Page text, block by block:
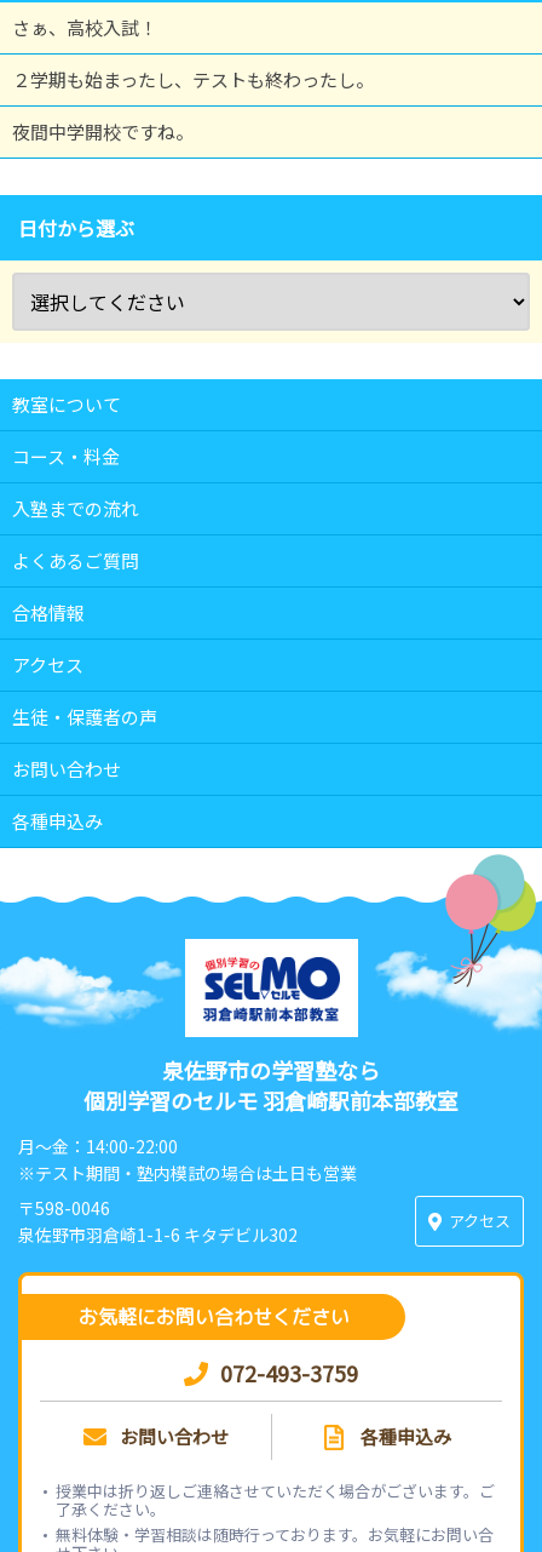
さぁ、高校入試！
２学期も始まったし、テストも終わったし。
夜間中学開校ですね。
日付から選ぶ
教室について
コース・料金
入塾までの流れ
よくあるご質問
合格情報
アクセス
生徒・保護者の声
お問い合わせ
各種申込み
泉佐野市の学習塾なら
個別学習のセルモ 羽倉崎駅前本部教室
月〜金：14:00-22:00
※テスト期間・塾内模試の場合は土日も営業
〒598-0046
泉佐野市羽倉崎1-1-6 キタデビル302
アクセス
お気軽にお問い合わせください
072-493-3759
お問い合わせ 各種申込み
授業中は折り返しご連絡させていただく場合がございます。ご
了承ください。
無料体験・学習相談は随時行っております。お気軽にお問い合